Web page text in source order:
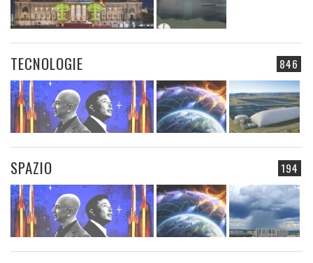
846
TECNOLOGIE
194
SPAZIO